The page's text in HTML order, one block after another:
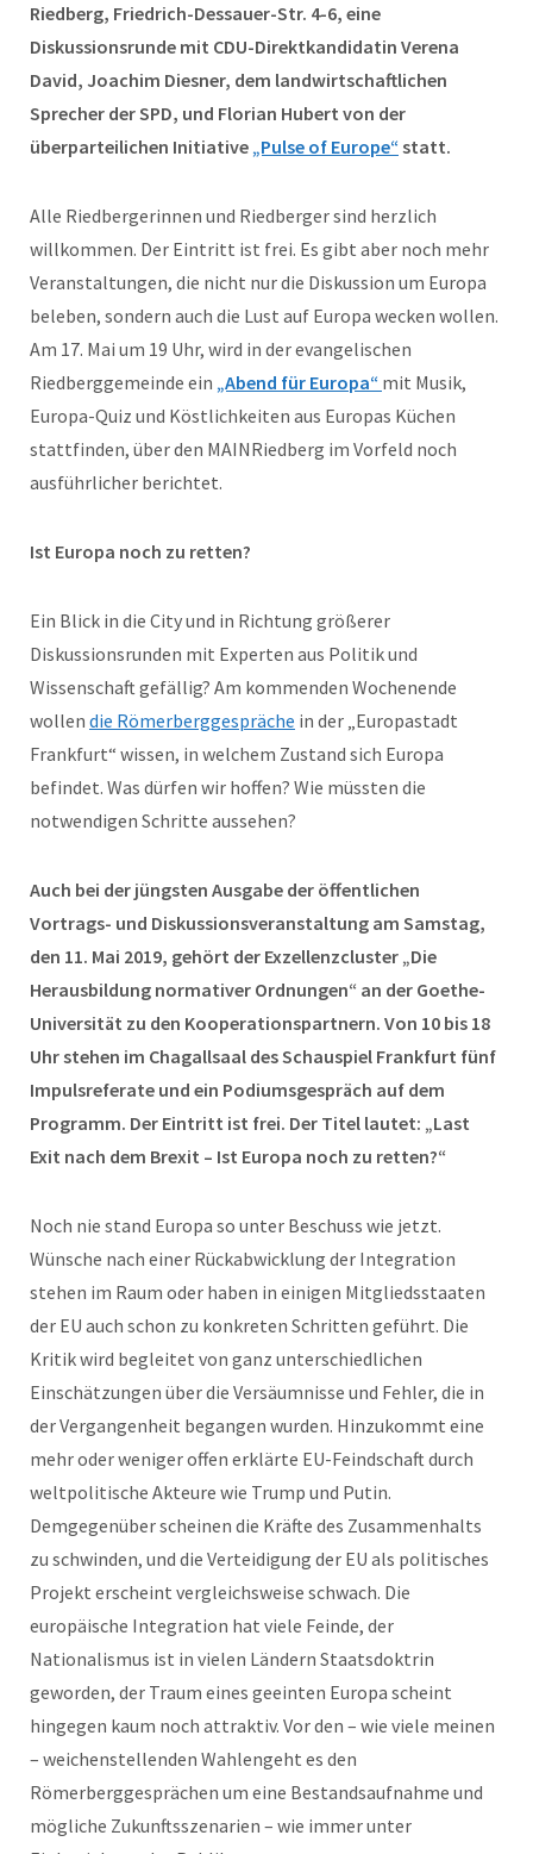
Riedberg, Friedrich-Dessauer-Str. 4-6, eine
Diskussionsrunde mit CDU-Direktkandidatin Verena
David, Joachim Diesner, dem landwirtschaftlichen
Sprecher der SPD, und Florian Hubert von der
überparteilichen Initiative „Pulse of Europe“statt.
Alle Riedbergerinnen und Riedberger sind herzlich
willkommen. Der Eintritt ist frei. Es gibt aber noch mehr
Veranstaltungen, die nicht nur die Diskussion um Europa
beleben, sondern auch die Lust auf Europa wecken wollen.
Am 17. Mai um 19 Uhr, wird in der evangelischen
Riedberggemeinde ein „Abend für Europa“ mit Musik,
Europa-Quiz und Köstlichkeiten aus Europas Küchen
stattfinden, über den MAINRiedberg im Vorfeld noch
ausführlicher berichtet.
Ist Europa noch zu retten?
Ein Blick in die City und in Richtung größerer
Diskussionsrunden mit Experten aus Politik und
Wissenschaft gefällig? Am kommenden Wochenende
wollen die Römerberggespräche in der „Europastadt
Frankfurt“ wissen, in welchem Zustand sich Europa
befindet. Was dürfen wir hoffen? Wie müssten die
notwendigen Schritte aussehen?
Auch bei der jüngsten Ausgabe der öffentlichen
Vortrags- und Diskussionsveranstaltung am Samstag,
den 11. Mai 2019, gehört der Exzellenzcluster „Die
Herausbildung normativer Ordnungen“ an der Goethe-
Universität zu den Kooperationspartnern. Von 10 bis 18
Uhr stehen im Chagallsaal des Schauspiel Frankfurt fünf
Impulsreferate und ein Podiumsgespräch auf dem
Programm. Der Eintritt ist frei. Der Titel lautet: „Last
Exit nach dem Brexit – Ist Europa noch zu retten?“
Noch nie stand Europa so unter Beschuss wie jetzt.
Wünsche nach einer Rückabwicklung der Integration
stehen im Raum oder haben in einigen Mitgliedsstaaten
der EU auch schon zu konkreten Schritten geführt. Die
Kritik wird begleitet von ganz unterschiedlichen
Einschätzungen über die Versäumnisse und Fehler, die in
der Vergangenheit begangen wurden. Hinzukommt eine
mehr oder weniger offen erklärte EU-Feindschaft durch
weltpolitische Akteure wie Trump und Putin.
Demgegenüber scheinen die Kräfte des Zusammenhalts
zu schwinden, und die Verteidigung der EU als politisches
Projekt erscheint vergleichsweise schwach. Die
europäische Integration hat viele Feinde, der
Nationalismus ist in vielen Ländern Staatsdoktrin
geworden, der Traum eines geeinten Europa scheint
hingegen kaum noch attraktiv. Vor den – wie viele meinen
– weichenstellenden Wahlengeht es den
Römerberggesprächen um eine Bestandsaufnahme und
mögliche Zukunftsszenarien – wie immer unter